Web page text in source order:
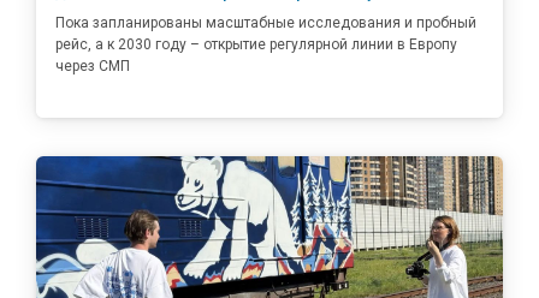
Пока запланированы масштабные исследования и пробный
рейс, а к 2030 году – открытие регулярной линии в Европу
через СМП